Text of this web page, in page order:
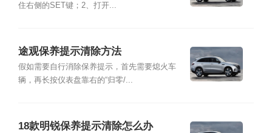
住右侧的SET键；2、打开...
途观保养提示清除方法
假如需要自行消除保养提示，首先需要熄火车
辆，再长按仪表盘靠右的“归零/...
18款明锐保养提示清除怎么办